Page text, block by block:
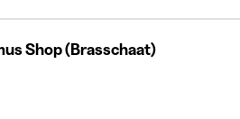
Shop (Brasschaat)